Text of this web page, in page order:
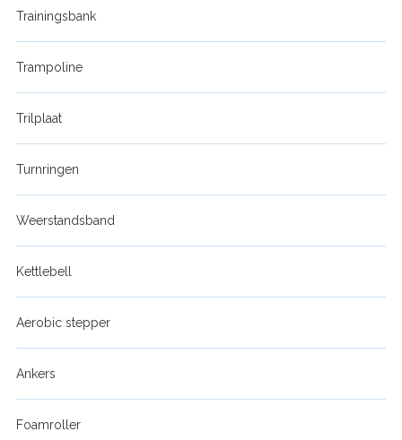
Trainingsbank
Trampoline
Trilplaat
Turnringen
Weerstandsband
Kettlebell
Aerobic stepper
Ankers
Foamroller